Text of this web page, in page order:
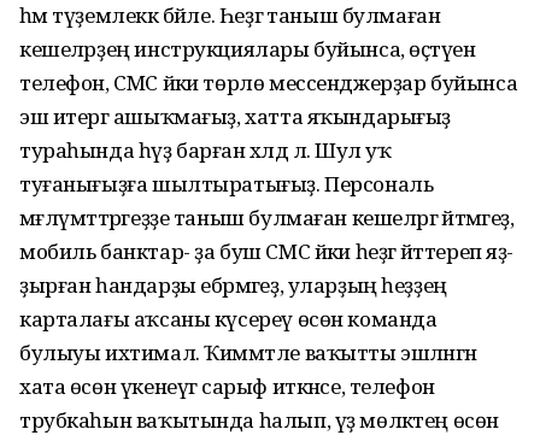
һәм түҙемлеккә бәйле. Һеҙгә таныш булмаған
кешеләрҙең инструкциялары буйынса, өҫтәүенә
телефон, СМС йәки төрлө мессенджерҙар буйынса
эш итергә ашыҡмағыҙ, хатта яҡындарығыҙ
тураһында һүҙ барған хәлдә лә. Шул уҡ
туғанығыҙға шылтыратығыҙ. Персональ
мәғлүмәттәргеҙҙе таныш булмаған кешеләргә әйтмәгеҙ,
мобиль банктар- ҙа буш СМС йәки һеҙгә әйттереп яҙ-
ҙырған һандарҙы ебәрмәгеҙ, уларҙың һеҙҙең
карталағы аҡсаны күсереү өсөн команда
булыуы ихтимал. Ҡиммәтле ваҡытты эшләнгән
хата өсөн үкенеүгә сарыф иткәнсе, телефон
трубкаһын ваҡытында һалып, үҙ мөлкәтең өсөн